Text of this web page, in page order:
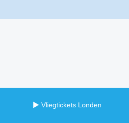
Vliegtickets Londen